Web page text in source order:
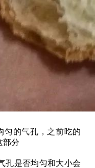
匀的气孔，之前吃的
部分
孔是否均匀和大小会